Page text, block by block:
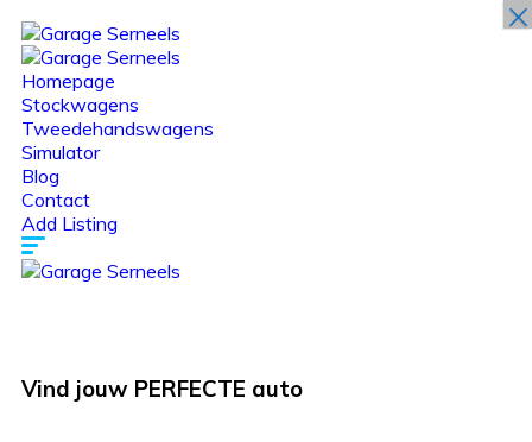
Homepage
Stockwagens
Tweedehandswagens
Simulator
Blog
Contact
Add Listing
Vind jouw PERFECTE auto
×